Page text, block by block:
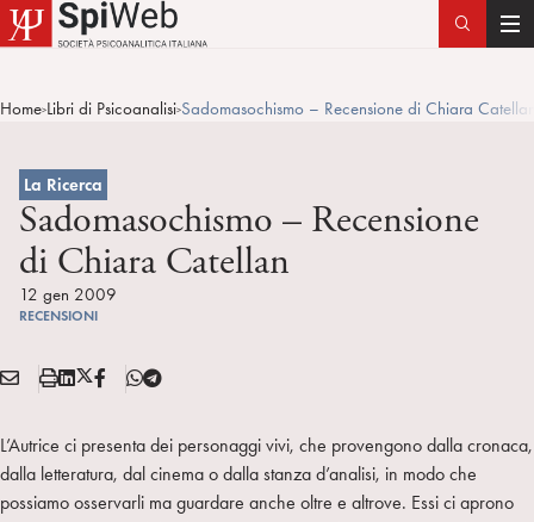
T
g
Home>Libri di Psicoanalisi>Sadomasochismo – Recensione di Chiara
La Ricerca
Sadomasochismo – Recensione
di Chiara Catellan
12 gen 2009
RECENSIONI
Condividi:
E
A
S
a
m
L X
T
w
F
T
e
g
L’Autrice ci presenta dei personaggi vivi, che provengono dalla cronaca,
dalla letteratura, dal cinema o dalla stanza d’analisi, in modo che
possiamo osservarli ma guardare anche oltre e altrove. Essi ci aprono